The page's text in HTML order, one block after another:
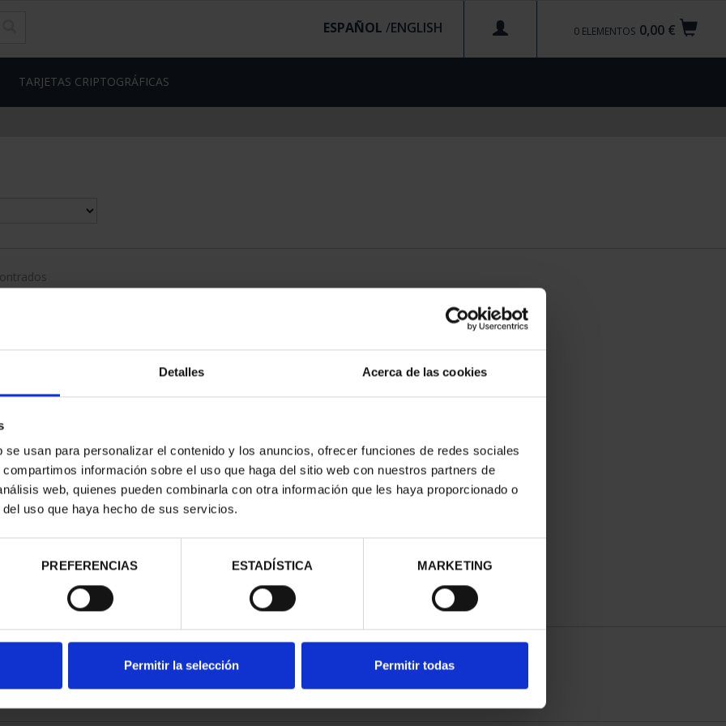
Detalles Acerca de las cookies
usan para personalizar el contenido y los anuncios, ofrecer funciones de redes sociales
información sobre el uso que haga del sitio web con nuestros partners de
web, quienes pueden combinarla con otra información que les haya proporcionado o
uso que haya hecho de sus servicios.
PREFERENCIAS ESTADÍSTICA MARKETING
Permitir la selección Permitir todas
0,00 €
0 ELEMENTOS
ESPAÑOL /
TARJETAS CRIPTOGRÁFICAS
II -
CIUDADES PATRIMONIO III -
TOLEDO